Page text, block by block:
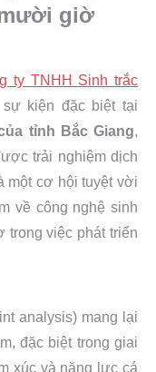
giờ
ty TNHH Sinh trắc
kiện đặc biệt tại
tỉnh Bắc Giang,
trải nghiệm dịch
một cơ hội tuyệt vời
về công nghệ sinh
trong việc phát triển
analysis) mang lại
đặc biệt trong giai
xúc và năng lực cá